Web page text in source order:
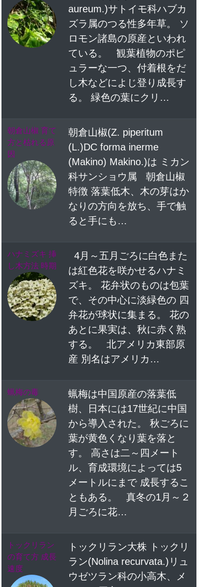
aureum.)サトイモ科ハブカ
ズラ属のつる性多年草。 ソ
ロモン諸島の原産といわれ
ている。 観葉植物のポピ
ュラーな一つ、付着根をだ
し木などによじ登り成長す
る。 緑色の葉にクリ…
朝倉山椒 育て
方と枯れる原
因
朝倉山椒(Z. piperitum
(L.)DC forma inerme
(Makino) Makino.)は ミカン
科サンショウ属 朝倉山椒
特徴 落葉低木、木の芽はか
なりの方向を放ち、手で触
ると手にも…
ハナミズキ 挿
し木方法 時期
4月～五月ごろに白色また
は紅色花を咲かせるハナミ
ズキ。 花弁状のものは包葉
で、その中心に淡緑色の 四
弁花が球状に集まる。 花の
あとに果実は、秋に赤く熟
する。 北アメリカ東部原
産 別名はアメリカ…
蝋梅の毒
蝋梅は中国原産の落葉低
樹、日本には17世紀に中国
から導入された。 秋ごろに
葉が黄色くなり葉を落と
す。 高さは二～四メート
ル、育成環境によっては5
メートルにまで 成長するこ
ともある。 真冬の1月～２
月ごろに花…
トックリラン
の育て方 成長
速度
トックリラン大株 トックリ
ラン(Nolina recurvata.)リュ
ウゼツラン科の小高木、メ